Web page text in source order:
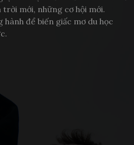
mới, những cơ hội mới.
hành để biến giấc mơ du học